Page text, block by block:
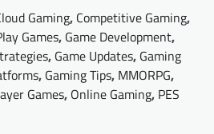
Gaming, Competitive Gaming,
Games, Game Development,
, Game Updates, Gaming
, Gaming Tips, MMORPG,
Games, Online Gaming, PES